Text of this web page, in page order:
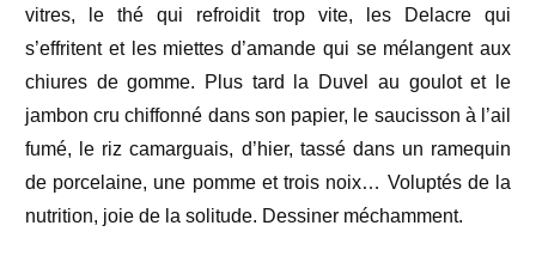
vitres, le thé qui refroidit trop vite, les Delacre qui
s’effritent et les miettes d’amande qui se mélangent aux
chiures de gomme. Plus tard la Duvel au goulot et le
jambon cru chiffonné dans son papier, le saucisson à l’ail
fumé, le riz camarguais, d’hier, tassé dans un ramequin
de porcelaine, une pomme et trois noix… Voluptés de la
nutrition, joie de la solitude. Dessiner méchamment.